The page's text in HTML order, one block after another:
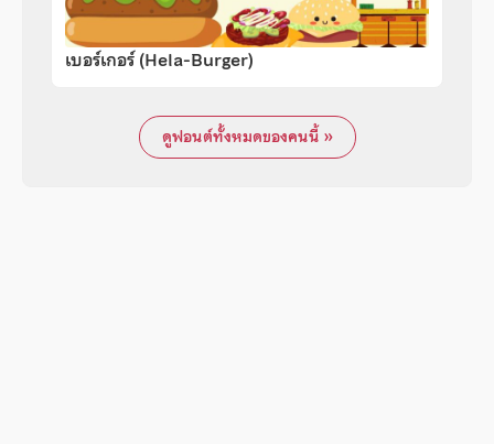
เบอร์เกอร์ (Hela-Burger)
ดูฟอนต์ทั้งหมดของคนนี้ »